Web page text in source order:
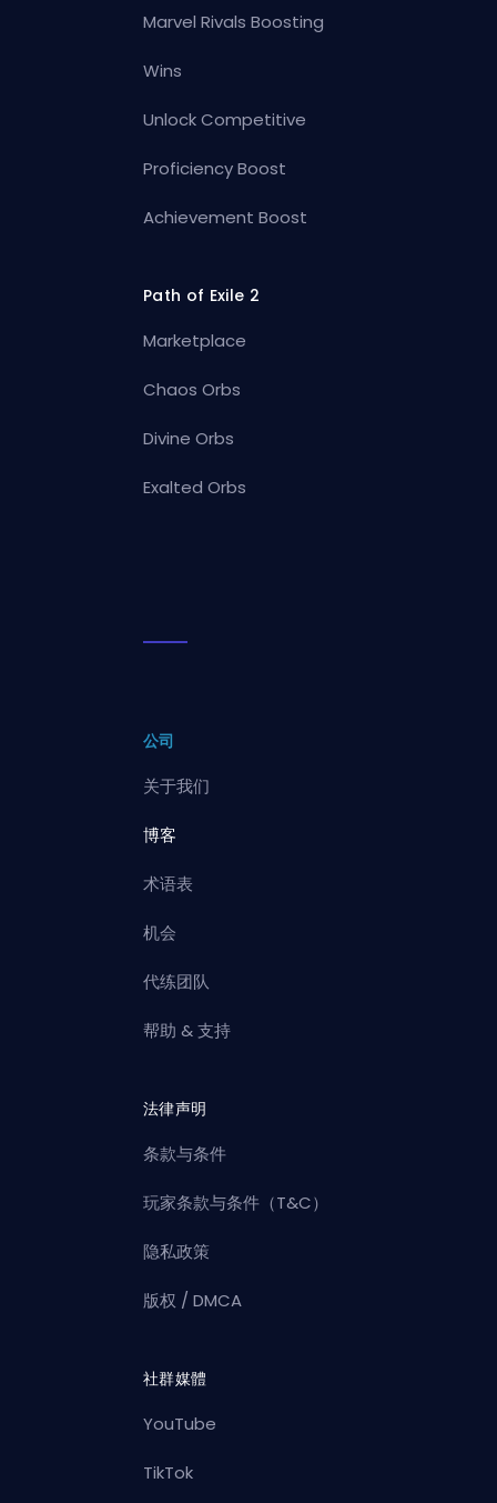
Marvel Rivals Boosting
Wins
Unlock Competitive
Proficiency Boost
Achievement Boost
Path of Exile 2
Marketplace
Chaos Orbs
Divine Orbs
Exalted Orbs
公司
关于我们
博客
术语表
机会
代练团队
帮助 & 支持
法律声明
条款与条件
玩家条款与条件（T&C）
隐私政策
版权 / DMCA
社群媒體
YouTube
TikTok